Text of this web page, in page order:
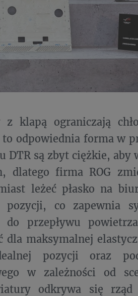
z klapą ograniczają
odpowiednia forma w
są zbyt ciężkie, aby
dlatego firma ROG
leżeć płasko na
co zapewnia
do przepływu
dla maksymalnej
pozycji oraz
w zależności od
odkrywa się rząd